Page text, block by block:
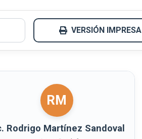
VERSIÓN IMPRESA
RM
Rodrigo Martínez Sandoval